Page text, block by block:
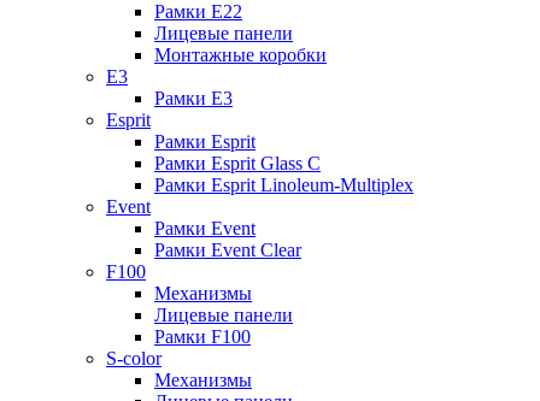
Рамки E22
Лицевые панели
Монтажные коробки
E3
Рамки E3
Esprit
Рамки Esprit
Рамки Esprit Glass C
Рамки Esprit Linoleum-Multiplex
Event
Рамки Event
Рамки Event Clear
F100
Механизмы
Лицевые панели
Рамки F100
S-color
Механизмы